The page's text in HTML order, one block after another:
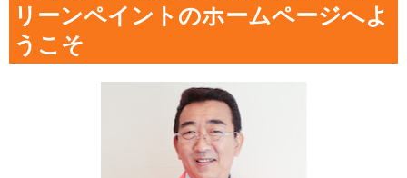
リーンペイントのホームページへよ
うこそ